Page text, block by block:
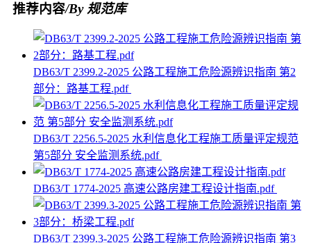
推荐内容/By 规范库
DB63/T 2399.2-2025 公路工程施工危险源辨识指南 第2
部分：路基工程.pdf
DB63/T 2256.5-2025 水利信息化工程施工质量评定规范
第5部分 安全监测系统.pdf
DB63/T 1774-2025 高速公路房建工程设计指南.pdf
DB63/T 2399.3-2025 公路工程施工危险源辨识指南 第3